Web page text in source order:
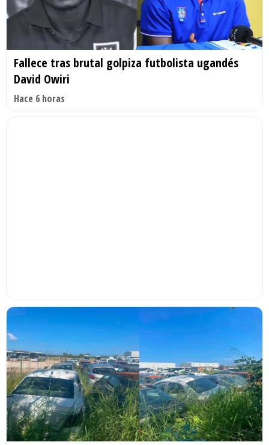
Fallece tras brutal golpiza futbolista ugandés
David Owiri
Hace 6 horas